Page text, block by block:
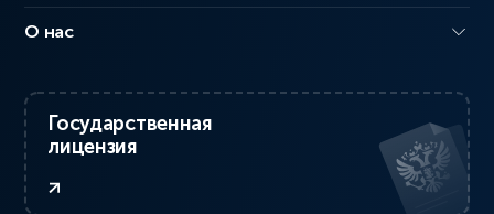
О нас
Государственная
лицензия